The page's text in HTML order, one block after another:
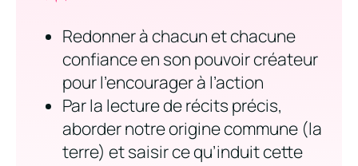
Redonner à chacun et chacune
confiance en son pouvoir créateur
pour l’encourager à l’action
Par la lecture de récits précis,
aborder notre origine commune (la
terre) et saisir ce qu’induit cette